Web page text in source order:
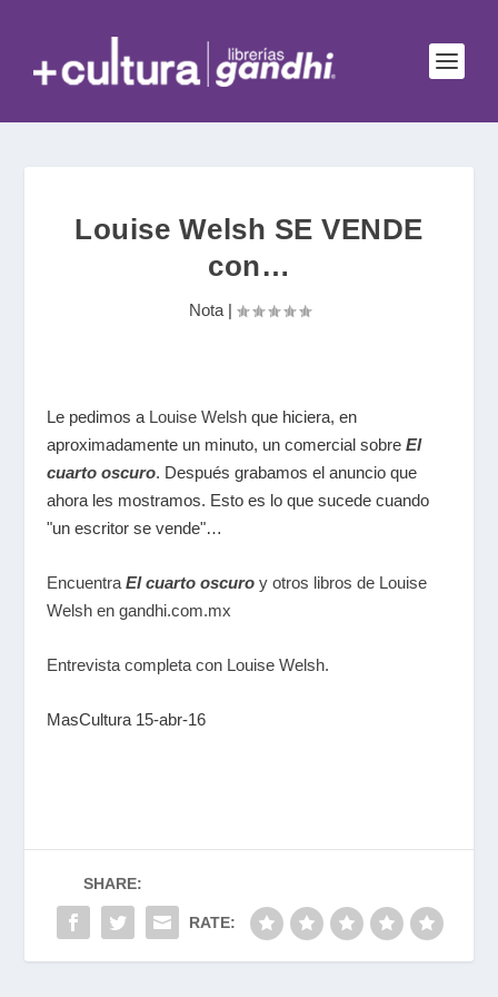
Louise Welsh SE VENDE
con…
Nota|
Le pedimos a Louise Welsh que hiciera, en
aproximadamente un minuto, un comercial sobreEl
cuarto oscuro. Después grabamos el anuncio que
ahora les mostramos. Esto es lo que sucede cuando
"un escritor se vende"…
EncuentraEl cuarto oscuro y otros libros de Louise
Welsh en gandhi.com.mx
Entrevista completa con Louise Welsh.
MasCultura 15-abr-16
SHARE:
RATE: